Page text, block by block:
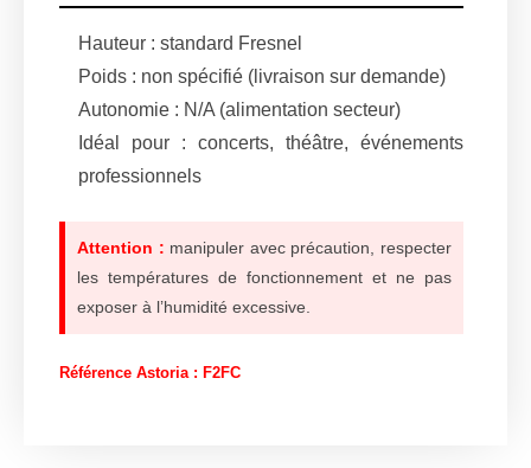
Hauteur : standard Fresnel
Poids : non spécifié (livraison sur demande)
Autonomie : N/A (alimentation secteur)
Idéal pour : concerts, théâtre, événements
professionnels
Attention : manipuler avec précaution, respecter
les températures de fonctionnement et ne pas
exposer à l’humidité excessive.
Référence Astoria : F2FC